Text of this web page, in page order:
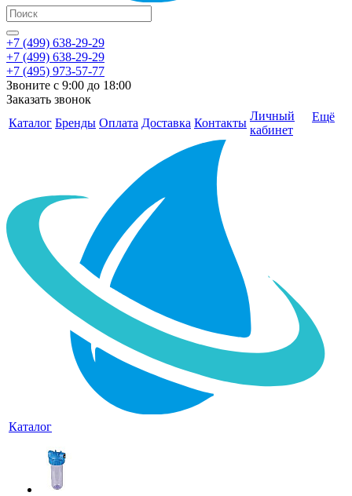
+7 (499) 638-29-29
+7 (499) 638-29-29
+7 (495) 973-57-77
Звоните с 9:00 до 18:00
Заказать звонок
Каталог Бренды Оплата Доставка Контакты
Личный
кабинет
Ещё
Каталог